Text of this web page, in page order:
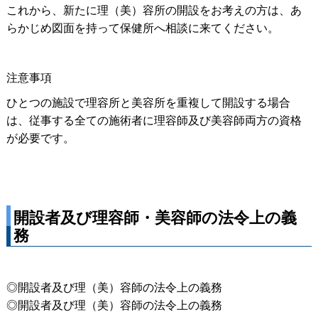
これから、新たに理（美）容所の開設をお考えの方は、あ
らかじめ図面を持って保健所へ相談に来てください。
注意事項
ひとつの施設で理容所と美容所を重複して開設する場合
は、従事する全ての施術者に理容師及び美容師両方の資格
が必要です。
開設者及び理容師・美容師の法令上の義
務
◎開設者及び理（美）容師の法令上の義務
◎開設者及び理（美）容師の法令上の義務